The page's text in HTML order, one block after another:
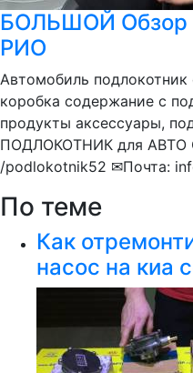
БОЛЬШОЙ Обзор
РИО
Автомобиль подлокотник
коробка содержание с
продукты аксессуары,
ПОДЛОКОТНИК для АВТО
/podlokotnik52 ✉Почта:
По теме
Как
насос на киа